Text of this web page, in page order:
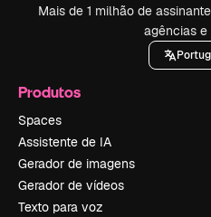
Mais de 1 milhão de
agências e
Produtos
Spaces
Assistente de IA
Gerador de imagens
Gerador de vídeos
Texto para voz